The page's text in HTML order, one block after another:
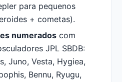
para pequenos
+ cometas).
numerados com
JPL SBDB:
Juno, Vesta, Hygiea,
Bennu, Ryugu,